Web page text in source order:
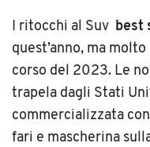
I ritocchi al Suv best
quest’anno, ma
corso del 2023. Le
trapela dagli Stati
commercializzata
fari e mascherina